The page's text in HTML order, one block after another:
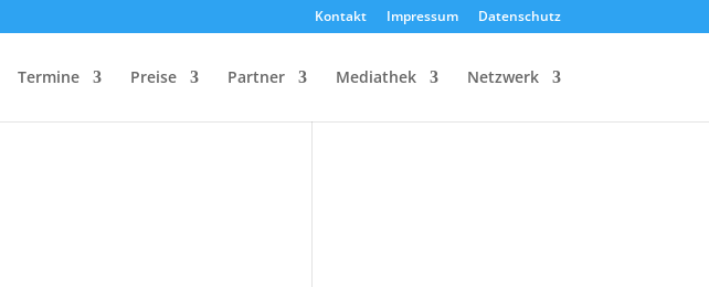
Kontakt Impressum Datenschutz
Termine Preise Partner Mediathek Netzwerk